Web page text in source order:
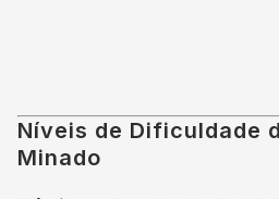
Níveis de Dificuldade
Minado